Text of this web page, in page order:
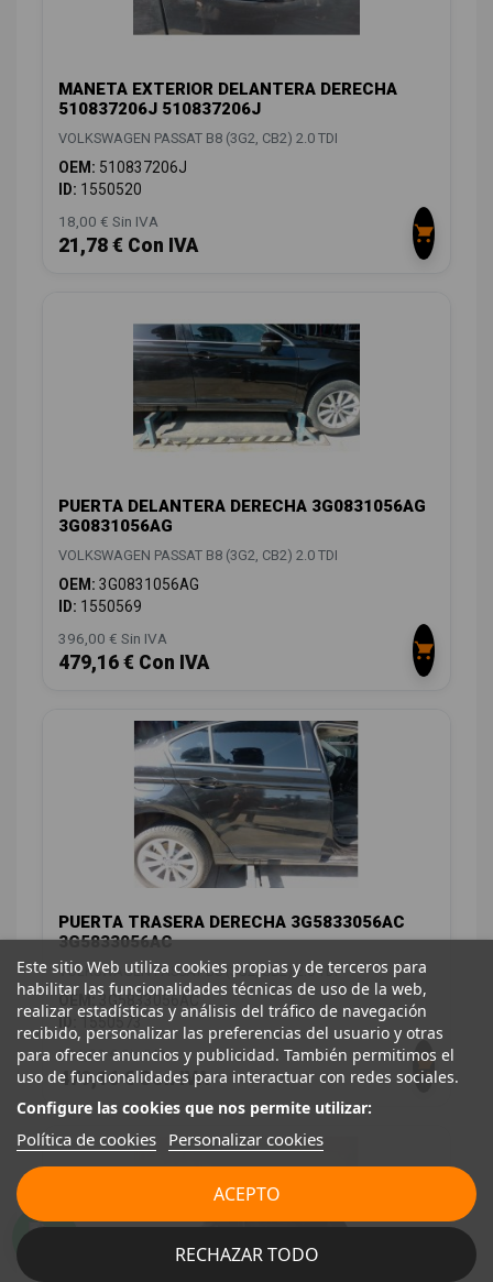
MANETA EXTERIOR DELANTERA DERECHA
510837206J 510837206J
VOLKSWAGEN PASSAT B8 (3G2, CB2) 2.0 TDI
OEM: 510837206J
ID: 1550520
18,00 € Sin IVA
21,78 € Con IVA
PUERTA DELANTERA DERECHA 3G0831056AG
3G0831056AG
VOLKSWAGEN PASSAT B8 (3G2, CB2) 2.0 TDI
OEM: 3G0831056AG
ID: 1550569
396,00 € Sin IVA
479,16 € Con IVA
PUERTA TRASERA DERECHA 3G5833056AC
3G5833056AC
VOLKSWAGEN PASSAT B8 (3G2, CB2) 2.0 TDI
OEM:3G5833056AC
ID: 1550573
396,00 € Sin IVA
479,16 € Con IVA
Este sitio Web utiliza cookies propias y de terceros para
habilitar las funcionalidades técnicas de uso de la web,
realizar estadísticas y análisis del tráfico de navegación
recibido, personalizar las preferencias del usuario y otras
para ofrecer anuncios y publicidad. También permitimos el
uso de funcionalidades para interactuar con redes sociales.
Configure las cookies que nos permite utilizar:
Política de cookies Personalizar cookies
RECHAZAR TODO
ACEPTO